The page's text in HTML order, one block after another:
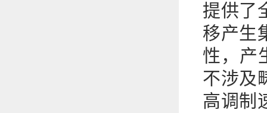
提供了
移产生
性，产
不涉及
高调制